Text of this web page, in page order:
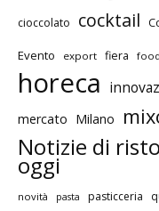
cioccolato cocktail
Evento export fiera food
horeca
mercato Milano
Notizie di
oggi
novità pasta pasticceria